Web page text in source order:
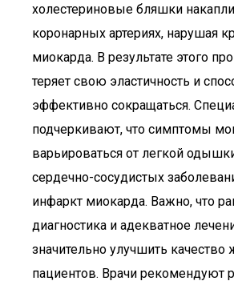
холестериновые бляшки
коронарных артериях, нарушая
миокарда. В результате этого
теряет свою эластичность и
эффективно сокращаться.
подчеркивают, что симптомы
варьироваться от легкой
сердечно-сосудистых
инфаркт миокарда. Важно, что
диагностика и адекватное
значительно улучшить качество
пациентов. Врачи рекомендуют